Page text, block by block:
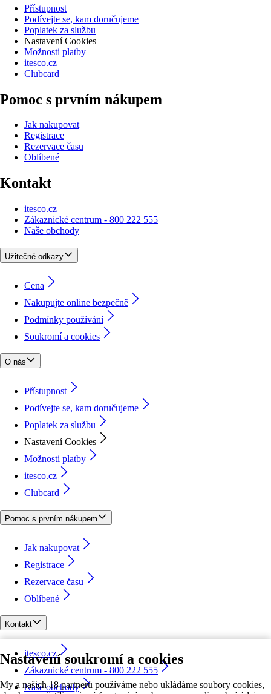
Nastavení soukromí a cookies
My a našich 18 partnerů používáme nebo ukládáme soubory cookies,
Přístupnost
Podívejte se, kam doručujeme
Poplatek za službu
Nastavení Cookies
Možnosti platby
itesco.cz
Clubcard
Pomoc s prvním nákupem
Jak nakupovat
Registrace
Rezervace času
Oblíbené
Kontakt
itesco.cz
Zákaznické centrum - 800 222 555
Naše obchody
Užitečné odkazy
Cena
Nakupujte online bezpečně
Podmínky používání
Soukromí a cookies
O nás
Přístupnost
Podívejte se, kam doručujeme
Poplatek za službu
Nastavení Cookies
Možnosti platby
itesco.cz
Clubcard
Pomoc s prvním nákupem
Jak nakupovat
Registrace
Rezervace času
Oblíbené
Kontakt
itesco.cz
Zákaznické centrum - 800 222 555
Naše obchody